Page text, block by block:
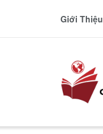
Giới Thiệu